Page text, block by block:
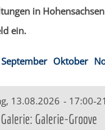
in
ein.
September Oktober
13.08.2026 - 17:00-
Galerie-Groove